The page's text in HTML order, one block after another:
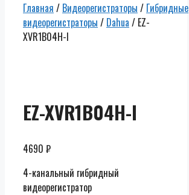
Главная / Видеорегистраторы / Гибридные
видеорегистраторы / Dahua / EZ-
XVR1B04H-I
EZ-XVR1B04H-I
4690 ₽
4-канальный гибридный
видеорегистратор